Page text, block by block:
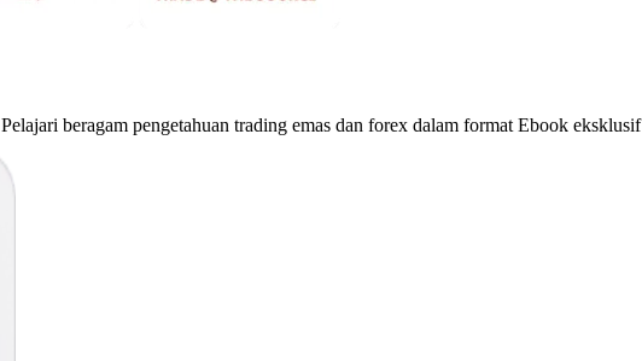
Pelajari beragam pengetahuan trading emas dan forex dalam format Ebook eksklusif